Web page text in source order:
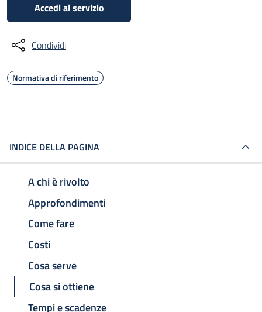
Accedi al servizio
Condividi
Normativa di riferimento
INDICE DELLA PAGINA
A chi è rivolto
Approfondimenti
Come fare
Costi
Cosa serve
Cosa si ottiene
Tempi e scadenze